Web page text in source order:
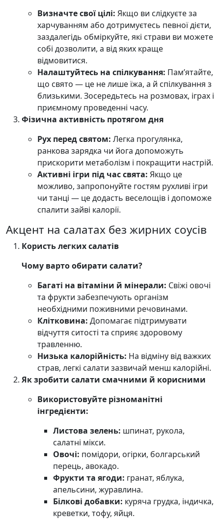
Визначте свої цілі: Якщо ви слідкуєте за
харчуванням або дотримуєтесь певної дієти,
заздалегідь обміркуйте, які страви ви можете
собі дозволити, а від яких краще
відмовитися.
Налаштуйтесь на спілкування: Пам’ятайте,
що свято — це не лише їжа, а й спілкування з
близькими. Зосередьтесь на розмовах, іграх і
приємному проведенні часу.
Фізична активність протягом дня
Рух перед святом: Легка прогулянка,
ранкова зарядка чи йога допоможуть
прискорити метаболізм і покращити настрій.
Активні ігри під час свята: Якщо це
можливо, запропонуйте гостям рухливі ігри
чи танці — це додасть веселощів і допоможе
спалити зайві калорії.
Акцент на салатах без жирних соусів
Користь легких салатів
Чому варто обирати салати?
Багаті на вітаміни й мінерали: Свіжі овочі
та фрукти забезпечують організм
необхідними поживними речовинами.
Клітковина: Допомагає підтримувати
відчуття ситості та сприяє здоровому
травленню.
Низька калорійність: На відміну від важких
страв, легкі салати зазвичай менш калорійні.
Як зробити салати смачними й корисними
Використовуйте різноманітні
інгредієнти:
Листова зелень: шпинат, рукола,
салатні мікси.
Овочі: помідори, огірки, болгарський
перець, авокадо.
Фрукти та ягоди: гранат, яблука,
апельсини, журавлина.
Білкові добавки: куряча грудка, індичка,
креветки, тофу, яйця.